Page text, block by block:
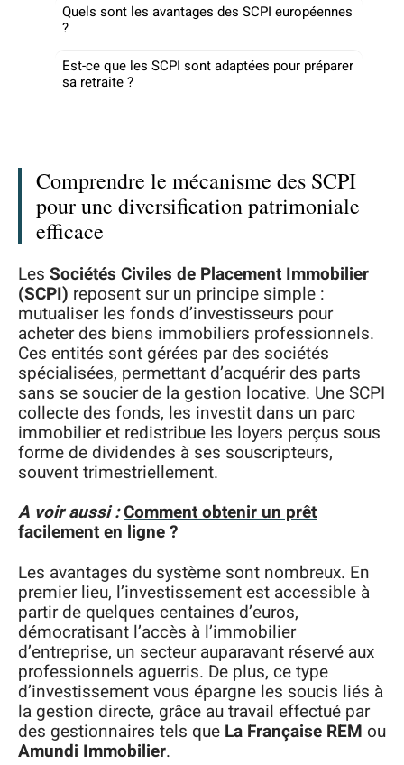
Quels sont les avantages des SCPI européennes
?
Est-ce que les SCPI sont adaptées pour préparer
sa retraite ?
Comprendre le mécanisme des SCPI
pour une diversification patrimoniale
efficace
Les Sociétés Civiles de Placement Immobilier
(SCPI) reposent sur un principe simple :
mutualiser les fonds d’investisseurs pour
acheter des biens immobiliers professionnels.
Ces entités sont gérées par des sociétés
spécialisées, permettant d’acquérir des parts
sans se soucier de la gestion locative. Une SCPI
collecte des fonds, les investit dans un parc
immobilier et redistribue les loyers perçus sous
forme de dividendes à ses souscripteurs,
souvent trimestriellement.
A voir aussi :Comment obtenir un prêt
facilement en ligne ?
Les avantages du système sont nombreux. En
premier lieu, l’investissement est accessible à
partir de quelques centaines d’euros,
démocratisant l’accès à l’immobilier
d’entreprise, un secteur auparavant réservé aux
professionnels aguerris. De plus, ce type
d’investissement vous épargne les soucis liés à
la gestion directe, grâce au travail effectué par
des gestionnaires tels que La Française REM ou
Amundi Immobilier.